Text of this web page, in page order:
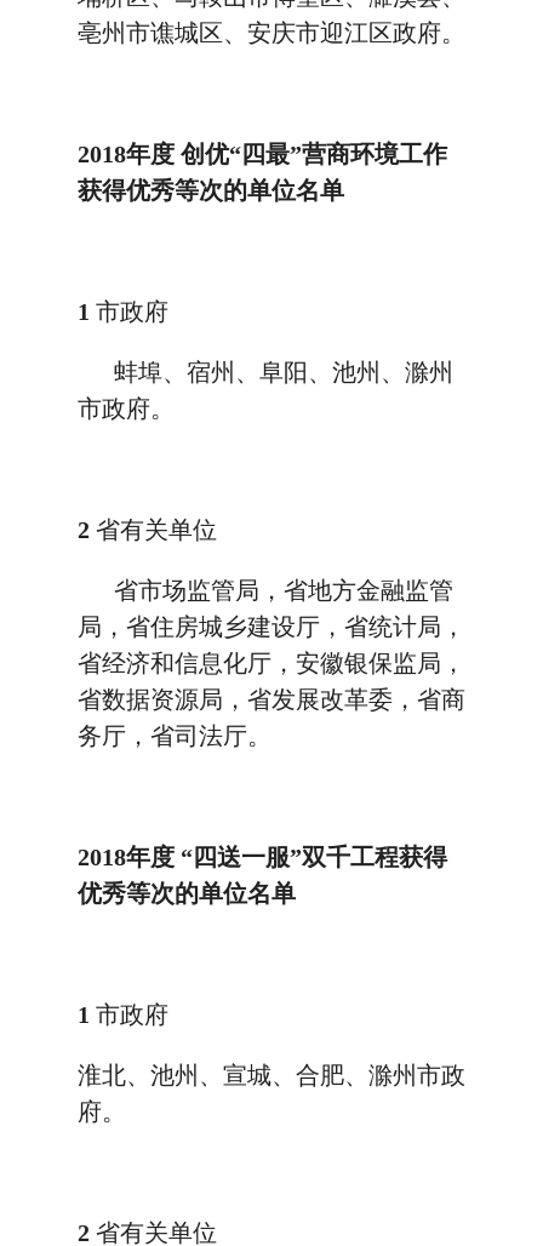
亳州市谯城区、安庆市迎江区政府。
2018年度 创优“四最”营商环境工作
获得优秀等次的单位名单
1 市政府
蚌埠、宿州、阜阳、池州、滁州
市政府。
2 省有关单位
省市场监管局，省地方金融监管
局，省住房城乡建设厅，省统计局，
省经济和信息化厅，安徽银保监局，
省数据资源局，省发展改革委，省商
务厅，省司法厅。
2018年度 “四送一服”双千工程获得
优秀等次的单位名单
1 市政府
淮北、池州、宣城、合肥、滁州市政
府。
2 省有关单位